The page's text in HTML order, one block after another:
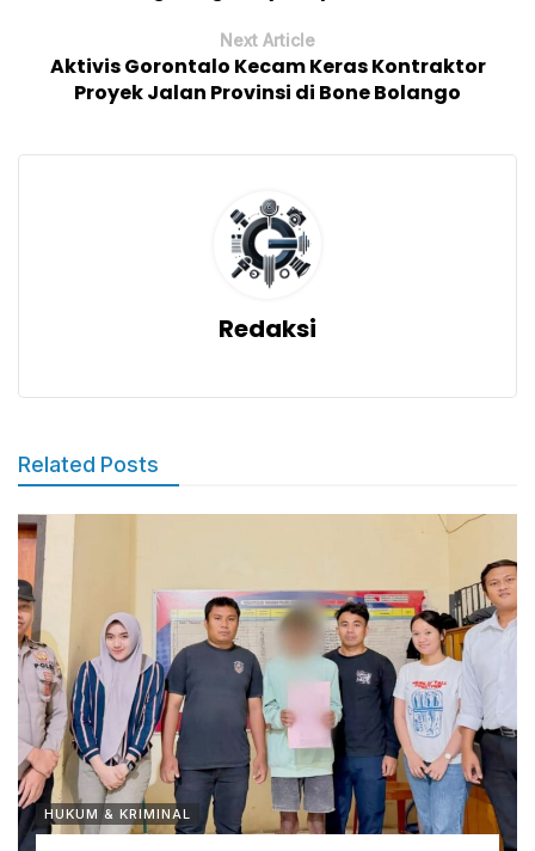
Next Article
Aktivis Gorontalo Kecam Keras Kontraktor
Proyek Jalan Provinsi di Bone Bolango
Redaksi
Related Posts
HUKUM & KRIMINAL